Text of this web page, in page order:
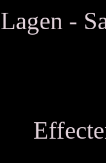
Lagen -